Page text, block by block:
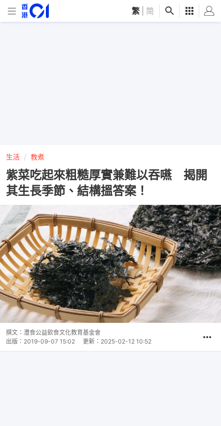
繁 简
生活 教煮
紫菜吃起來粗糙厚實兼難以吞嚥 揭開
其生長季節、結構搵答案！
撰文： 灃食公益飲食文化教育基金會
出版： 2019-09-07 15:02 更新： 2025-02-12 10:52